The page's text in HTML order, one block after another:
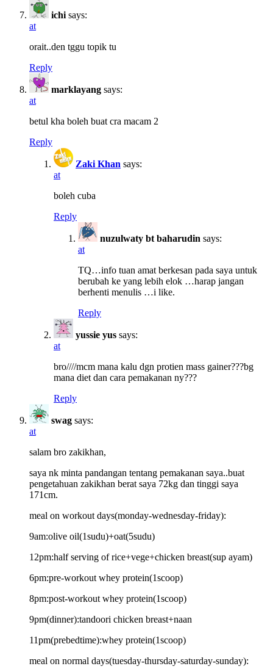
ichi says:
at
orait..den tggu topik tu
Reply
marklayang says:
at
betul kha boleh buat cra macam 2
Reply
Zaki Khan says:
at
boleh cuba
Reply
nuzulwaty bt baharudin says:
at
TQ…info tuan amat berkesan pada saya untuk
berubah ke yang lebih elok …harap jangan
berhenti menulis …i like.
Reply
yussie yus says:
at
bro////mcm mana kalu dgn protien mass gainer???bg
mana diet dan cara pemakanan ny???
Reply
swag says:
at
salam bro zakikhan,
saya nk minta pandangan tentang pemakanan saya..buat
pengetahuan zakikhan berat saya 72kg dan tinggi saya
171cm.
meal on workout days(monday-wednesday-friday):
9am:olive oil(1sudu)+oat(5sudu)
12pm:half serving of rice+vege+chicken breast(sup ayam)
6pm:pre-workout whey protein(1scoop)
8pm:post-workout whey protein(1scoop)
9pm(dinner):tandoori chicken breast+naan
11pm(prebedtime):whey protein(1scoop)
meal on normal days(tuesday-thursday-saturday-sunday):